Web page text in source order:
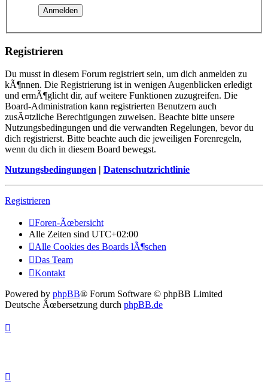
Registrieren
Du musst in diesem Forum registriert sein, um dich anmelden zu
kÃ¶nnen. Die Registrierung ist in wenigen Augenblicken erledigt
und ermÃ¶glicht dir, auf weitere Funktionen zuzugreifen. Die
Board-Administration kann registrierten Benutzern auch
zusÃ¤tzliche Berechtigungen zuweisen. Beachte bitte unsere
Nutzungsbedingungen und die verwandten Regelungen, bevor du
dich registrierst. Bitte beachte auch die jeweiligen Forenregeln,
wenn du dich in diesem Board bewegst.
Nutzungsbedingungen | Datenschutzrichtlinie
Registrieren
Foren-Ãœbersicht
Alle Zeiten sind UTC+02:00
Alle Cookies des Boards lÃ¶schen
Das Team
Kontakt
Powered by phpBB® Forum Software © phpBB Limited
Deutsche Ãœbersetzung durch phpBB.de